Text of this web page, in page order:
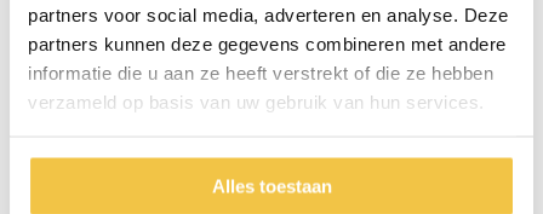
partners voor social media, adverteren en analyse. Deze
partners kunnen deze gegevens combineren met andere
informatie die u aan ze heeft verstrekt of die ze hebben
verzameld op basis van uw gebruik van hun services.
Alles toestaan
Specificaties
Lengte
22,5 cm
Breedte
11,5 cm